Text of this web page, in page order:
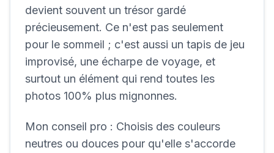
devient souvent un trésor gardé
précieusement. Ce n'est pas seulement
pour le sommeil ; c'est aussi un tapis de jeu
improvisé, une écharpe de voyage, et
surtout un élément qui rend toutes les
photos 100% plus mignonnes.
Mon conseil pro : Choisis des couleurs
neutres ou douces pour qu'elle s'accorde